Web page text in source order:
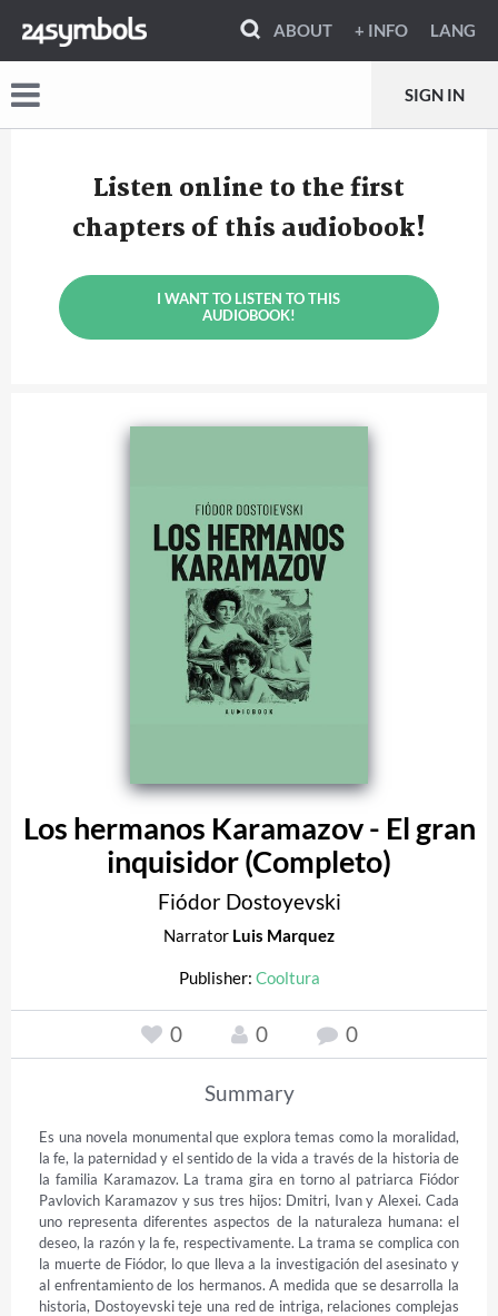
ABOUT + INFO LANG
SIGN IN
Listen online to the first
chapters of this audiobook!
I WANT TO LISTEN TO THIS
AUDIOBOOK!
Los hermanos Karamazov - El gran
inquisidor (Completo)
Fiódor Dostoyevski
Narrator Luis Marquez
Publisher: Cooltura
0 0 0
Summary
Es una novela monumental que explora temas como la moralidad,
la fe, la paternidad y el sentido de la vida a través de la historia de
la familia Karamazov. La trama gira en torno al patriarca Fiódor
Pavlovich Karamazov y sus tres hijos: Dmitri, Ivan y Alexei. Cada
uno representa diferentes aspectos de la naturaleza humana: el
deseo, la razón y la fe, respectivamente. La trama se complica con
la muerte de Fiódor, lo que lleva a la investigación del asesinato y
al enfrentamiento de los hermanos. A medida que se desarrolla la
historia, Dostoyevski teje una red de intriga, relaciones complejas